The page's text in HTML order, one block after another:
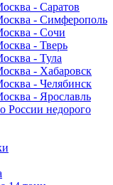
- Саратов
- Симферополь
- Сочи
- Тверь
- Тула
- Хабаровск
- Челябинск
- Ярославль
России недорого